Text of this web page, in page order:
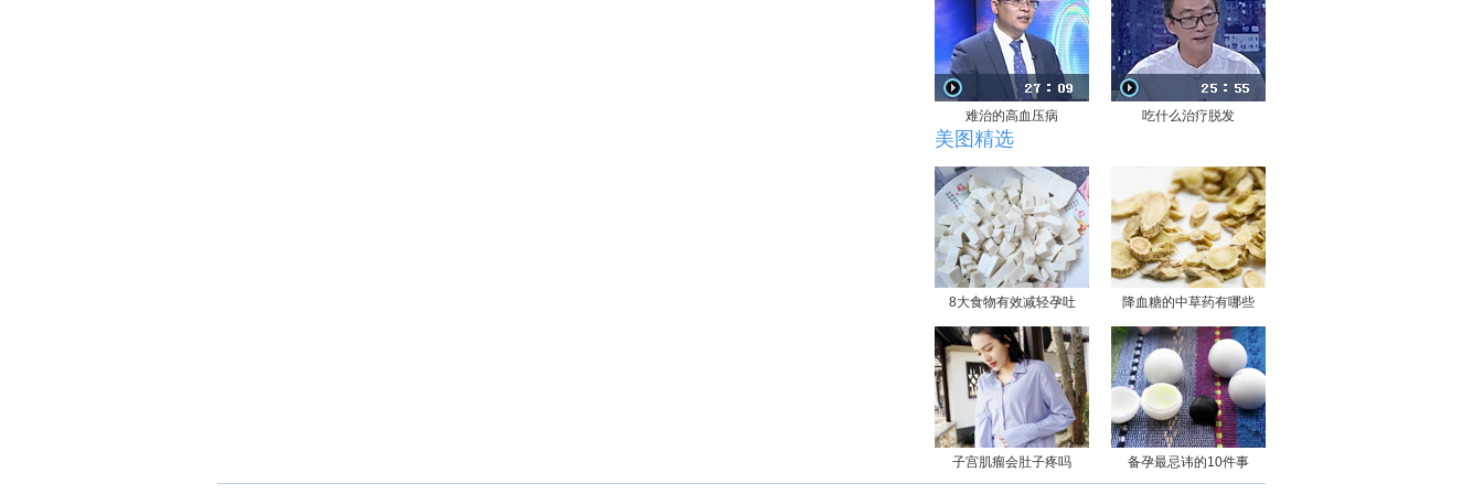
难治的高血压病 吃什么治疗脱发
美图精选
8大食物有效减轻孕吐 降血糖的中草药有哪些
子宫肌瘤会肚子疼吗 备孕最忌讳的10件事